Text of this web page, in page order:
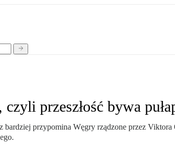
przeszłość bywa
bardziej przypomina Węgry rządzone przez